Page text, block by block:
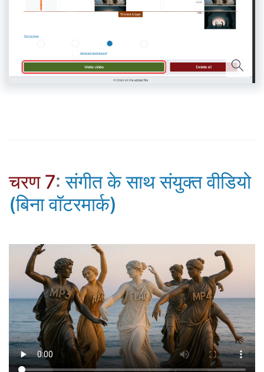
चरण 7: संगीत के साथ संयुक्त वीडियो
(बिना वॉटरमार्क)